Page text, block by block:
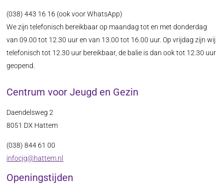
(038) 443 16 16 (ook voor WhatsApp)
We zijn telefonisch bereikbaar op maandag tot en met donderdag
van 09.00 tot 12.30 uur en van 13.00 tot 16.00 uur. Op vrijdag zijn wij
telefonisch tot 12.30 uur bereikbaar, de balie is dan ook tot 12.30 uur
geopend.
Centrum voor Jeugd en Gezin
Daendelsweg 2
8051 DX Hattem
(038) 844 61 00
infocjg@hattem.nl
Openingstijden